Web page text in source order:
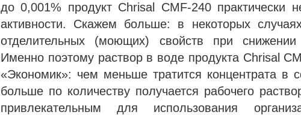
до 0,001% продукт Chrisal CMF-240 практически
активности. Скажем больше: в некоторых
отделительных (моющих) свойств при
Именно поэтому раствор в воде продукта Chrisal
«Экономик»: чем меньше тратится концентрата в
больше по количеству получается рабочего
привлекательным для использования